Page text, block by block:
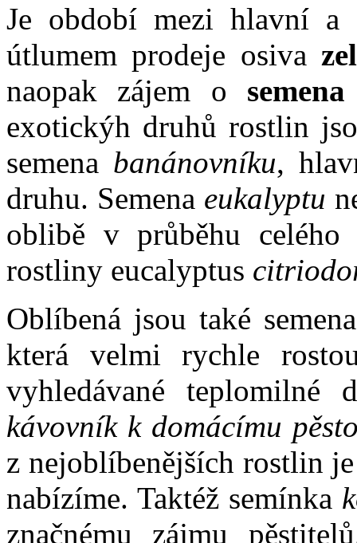
Je období mezi hlavní a
útlumem prodeje osiva
naopak zájem o
exotickýh druhů rostlin
semena banánovníku,
druhu. Semena eukalyptu
oblibě v průběhu
rostliny eucalyptus
Oblíbená jsou také
která velmi rychle
vyhledávané
kávovník k domácímu
z nejoblíbenějších rostlin
nabízíme. Taktéž semínka
značnému zájmu